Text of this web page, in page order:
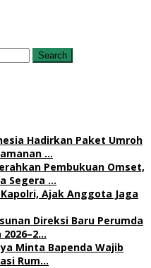
Hadirkan Paket Umroh
…
Pembukuan Omset,
Segera …
Ajak Anggota Jaga
Direksi Baru Perumda
2026–2…
Minta Bapenda Wajib
Rum…